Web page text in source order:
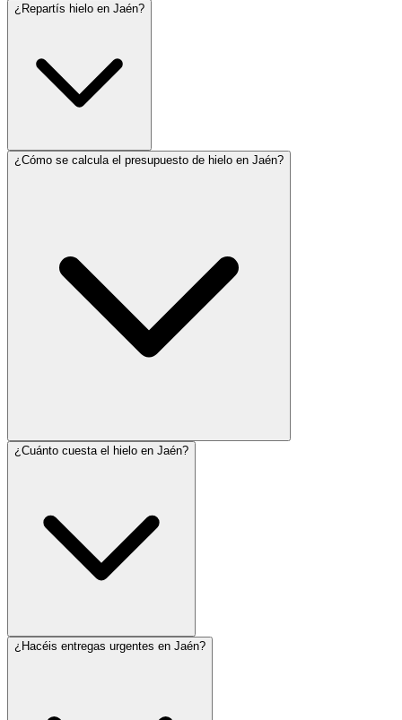
¿Repartís hielo en Jaén?
¿Cómo se calcula el presupuesto de hielo en Jaén?
¿Cuánto cuesta el hielo en Jaén?
¿Hacéis entregas urgentes en Jaén?